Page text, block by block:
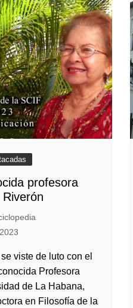
profesora
viste de luto con el
Profesora
de La Habana,
en Filosofía de la